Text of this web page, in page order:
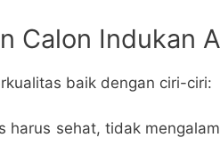
Calon Indukan
baik dengan ciri-ciri:
harus sehat, tidak